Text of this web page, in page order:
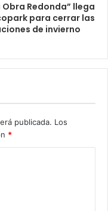
Obra Redonda” llega
para cerrar las
de invierno
publicada. Los
*